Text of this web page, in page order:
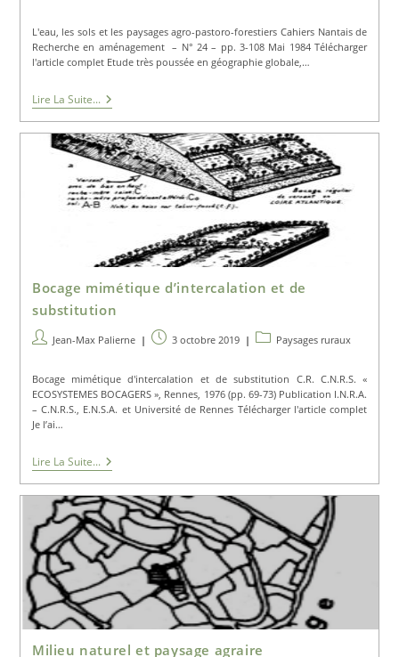
la
publication :
L'eau, les sols et les paysages agro-pastoro-forestiers Cahiers Nantais de
Recherche en aménagement – N° 24 – pp. 3-108 Mai 1984 Télécharger
l'article complet Etude très poussée en géographie globale,…
Lire La Suite...L’eau,
Les
Sols
Et
Les
Paysages
Agro-
Pastoro-
Forestiers
Bocage mimétique d’intercalation et de
substitution
Auteur/autrice
la
publication :
Jean-Max Palierne
Publication
3 octobre 2019
PostPaysages ruraux
Bocage mimétique d'intercalation et de substitution C.R. C.N.R.S. «
ECOSYSTEMES BOCAGERS », Rennes, 1976 (pp. 69-73) Publication I.N.R.A.
– C.N.R.S., E.N.S.A. et Université de Rennes Télécharger l'article complet
Je l’ai…
Lire La Suite...Bocage
Mimétique
D’intercalation
Et
De
Substitution
Milieu naturel et paysage agraire